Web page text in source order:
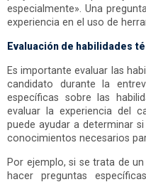
especialmente». Una
experiencia en el uso de
Evaluación de habilidades
Es importante evaluar las
candidato durante la
específicas sobre las
evaluar la experiencia del
puede ayudar a determinar
conocimientos necesarios
Por ejemplo, si se trata de
hacer preguntas